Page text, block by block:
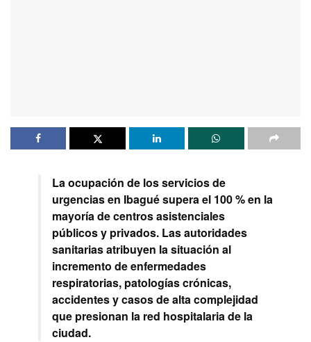
La ocupación de los servicios de
urgencias en Ibagué supera el 100 % en la
mayoría de centros asistenciales
públicos y privados. Las autoridades
sanitarias atribuyen la situación al
incremento de enfermedades
respiratorias, patologías crónicas,
accidentes y casos de alta complejidad
que presionan la red hospitalaria de la
ciudad.